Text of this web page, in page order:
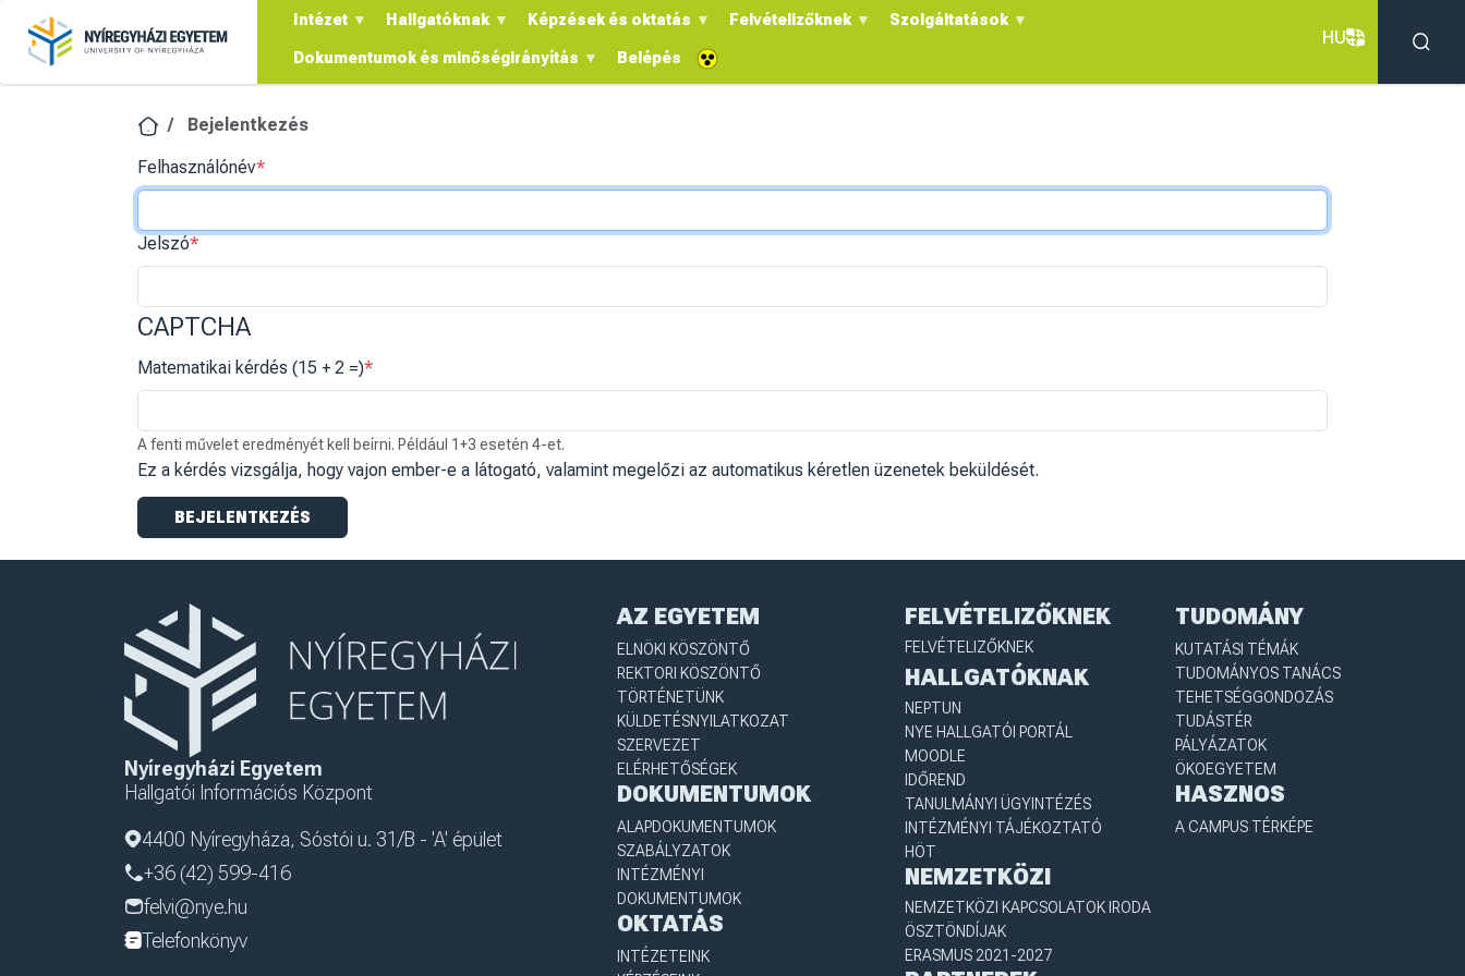
Ugrás a tartalomra Intézet Hallgatóknak Képzések és oktatás Felvételizőknek Szolgáltatások
Dokumentumok és minőségirányítás Belépés
HU
Bejelentkezés
Felhasználónév
Jelszó
CAPTCHA
Matematikai kérdés (15 + 2 =)
A fenti művelet eredményét kell beírni. Például 1+3 esetén 4-et.
Ez a kérdés vizsgálja, hogy vajon ember-e a látogató, valamint megelőzi az automatikus kéretlen üzenetek beküldését.
Nyíregyházi Egyetem
Hallgatói Információs Központ
4400 Nyíregyháza, Sóstói u. 31/B - 'A' épület
+36 (42) 599-416
felvi@nye.hu
Telefonkönyv
AZ EGYETEM
ELNÖKI KÖSZÖNTŐ
REKTORI KÖSZÖNTŐ
TÖRTÉNETÜNK
KÜLDETÉSNYILATKOZAT
SZERVEZET
ELÉRHETŐSÉGEK
DOKUMENTUMOK
ALAPDOKUMENTUMOK
SZABÁLYZATOK
INTÉZMÉNYI
DOKUMENTUMOK
OKTATÁS
INTÉZETEINK
FELVÉTELIZŐKNEK
FELVÉTELIZŐKNEK
HALLGATÓKNAK
NEPTUN
NYE HALLGATÓI PORTÁL
MOODLE
IDŐREND
TANULMÁNYI ÜGYINTÉZÉS
INTÉZMÉNYI TÁJÉKOZTATÓ
HÖT
NEMZETKÖZI
NEMZETKÖZI KAPCSOLATOK IRODA
ÖSZTÖNDÍJAK
ERASMUS 2021-2027
TUDOMÁNY
KUTATÁSI TÉMÁK
TUDOMÁNYOS TANÁCS
TEHETSÉGGONDOZÁS
TUDÁSTÉR
PÁLYÁZATOK
ÖKOEGYETEM
HASZNOS
A CAMPUS TÉRKÉPE